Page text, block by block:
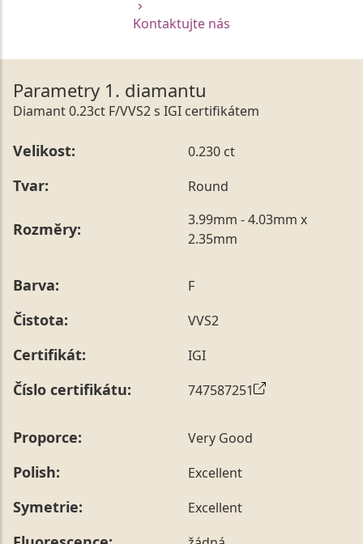
Kontaktujte nás
Parametry 1. diamantu
Diamant 0.23ct F/VVS2 s IGI certifikátem
Velikost: 0.230 ct
Tvar: Round
Rozměry:
3.99mm - 4.03mm x
2.35mm
Barva: F
Čistota: VVS2
Certifikát: IGI
Číslo certifikátu: 747587251
Proporce: Very Good
Polish: Excellent
Symetrie: Excellent